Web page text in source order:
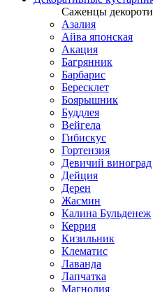
Саженцы
Азалия
Айва японская
Акация
Багрянник
Барбарис
Бересклет
Боярышник
Буддлея
Вейгела
Гибискус
Гортензия
Девичий виноград
Дейция
Дерен
Жасмин
Калина Бульденеж
Керрия
Кизильник
Клематис
Лаванда
Лапчатка
Магнолия